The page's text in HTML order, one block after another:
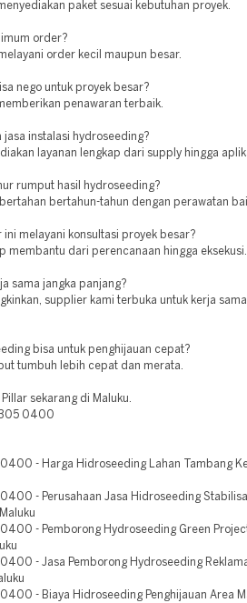
paket sesuai kebutuhan proyek.
order?
order kecil maupun besar.
nego untuk proyek besar?
penawaran terbaik.
jasa instalasi hydroseeding?
layanan lengkap dari supply hingga
rumput hasil hydroseeding?
bertahun-tahun dengan perawatan
ini melayani konsultasi proyek besar?
membantu dari perencanaan hingga eksekusi.
sama jangka panjang?
supplier kami terbuka untuk kerja sama
bisa untuk penghijauan cepat?
tumbuh lebih cepat dan merata.
sekarang di Maluku.
0400
0400 - Harga Hidroseeding Lahan Tambang
0400 - Perusahaan Jasa Hidroseeding
0400 - Pemborong Hydroseeding Green
0400 - Jasa Pemborong Hydroseeding
0400 - Biaya Hidroseeding Penghijauan Area